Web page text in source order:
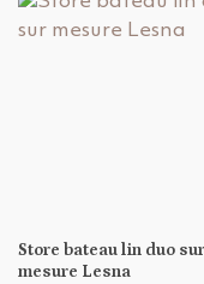
Store bateau lin duo sur
mesure Lesna